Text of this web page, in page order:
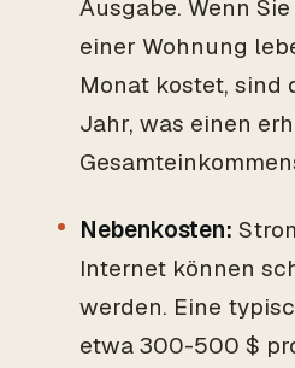
Ausgabe. Wenn
einer Wohnung
Monat kostet, sind
Jahr, was einen
Nebenkosten:
Internet können
werden. Eine
etwa 300-500 $